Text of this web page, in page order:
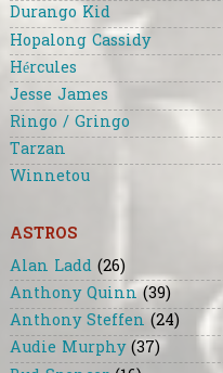
Durango Kid
Hopalong Cassidy
Hércules
Jesse James
Ringo / Gringo
Tarzan
Winnetou
ASTROS
Alan Ladd (26)
Anthony Quinn (39)
Anthony Steffen (24)
Audie Murphy (37)